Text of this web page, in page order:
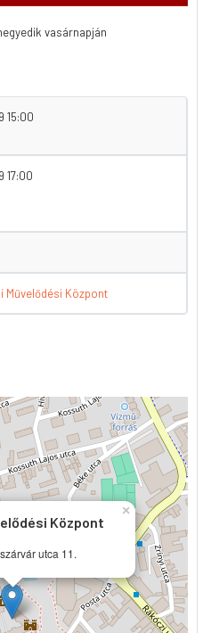
vasárnapján
15:00
17:00
Művelődési Központ
Központ
utca 11.
×